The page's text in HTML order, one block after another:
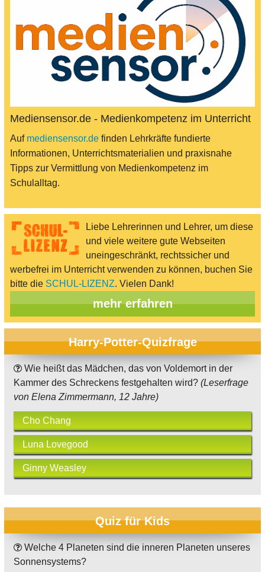
Mediensensor.de - Medienkompetenz im Unterricht
Auf mediensensor.de finden Lehrkräfte fundierte
Informationen, Unterrichtsmaterialien und praxisnahe
Tipps zur Vermittlung von Medienkompetenz im
Schulalltag.
Liebe Lehrerinnen und Lehrer, um diese
und viele weitere gute Webseiten
uneingeschränkt, rechtssicher und
werbefrei im Unterricht verwenden zu können, buchen Sie
bitte die SCHUL-LIZENZ. Vielen Dank!
mehr erfahren
Harry-Potter-Quizfrage
Wie heißt das Mädchen, das von Voldemort in der
Kammer des Schreckens festgehalten wird? (Leserfrage
von Elena Zimmermann, 12 Jahre)
Cho Chang
Luna Lovegood
Ginny Weasley
Quiz für Kids
Welche 4 Planeten sind die inneren Planeten unseres
Sonnensystems?